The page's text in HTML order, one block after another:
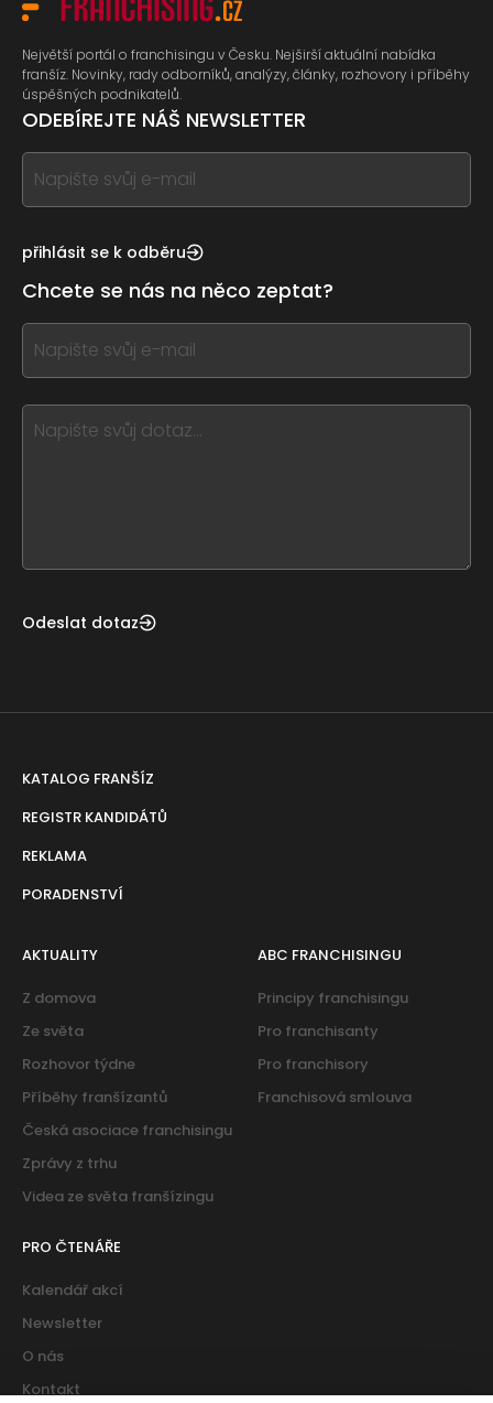
Největší portál o franchisingu v Česku. Nejširší aktuální nabídka
franšíz. Novinky, rady odborníků, analýzy, články, rozhovory i příběhy
úspěšných podnikatelů.
ODEBÍREJTE NÁŠ NEWSLETTER
If
you
this,
this
form
field
blank
přihlásit se k odběru
Chcete se nás na něco zeptat?
If
you
this,
leave
Odeslat dotaz
KATALOG FRANŠÍZ
REGISTR KANDIDÁTŮ
REKLAMA
PORADENSTVÍ
AKTUALITY
Z domova
Ze světa
Rozhovor týdne
Příběhy franšízantů
Česká asociace franchisingu
Zprávy z trhu
Videa ze světa franšízingu
ABC FRANCHISINGU
Principy franchisingu
Pro franchisanty
Pro franchisory
Franchisová smlouva
PRO ČTENÁŘE
Kalendář akcí
Newsletter
O nás
Kontakt